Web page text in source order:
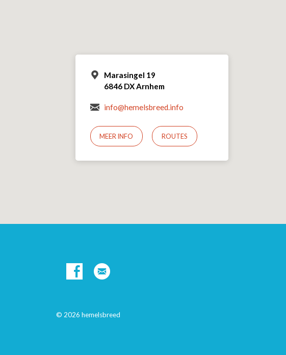
Marasingel 19
6846 DX Arnhem
info@hemelsbreed.info
MEER INFO ROUTES
© 2026 hemelsbreed